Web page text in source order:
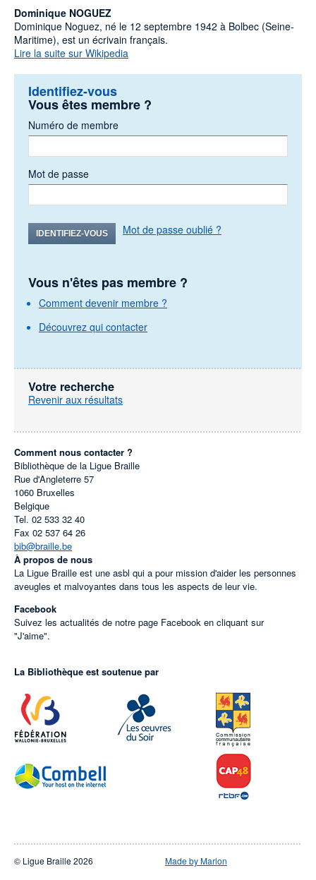
Dominique NOGUEZ
Dominique Noguez, né le 12 septembre 1942 à Bolbec (Seine-
Maritime), est un écrivain français.
Lire la suite sur Wikipedia
Identifiez-vous
Vous êtes membre ?
Numéro de membre
Mot de passe
IDENTIFIEZ-VOUS Mot de passe oublié ?
Vous n'êtes pas membre ?
Comment devenir membre ?
Découvrez qui contacter
Votre recherche
Revenir aux résultats
Comment nous contacter ?
Bibliothèque de la Ligue Braille
Rue d'Angleterre 57
1060 Bruxelles
Belgique
Tel. 02 533 32 40
Fax 02 537 64 26
bib@braille.be
À propos de nous
La Ligue Braille est une asbl qui a pour mission d'aider les personnes
aveugles et malvoyantes dans tous les aspects de leur vie.
Facebook
Suivez les actualités de notre page Facebook en cliquant sur
"J'aime".
La Bibliothèque est soutenue par
© Ligue Braille 2026 Made by Marlon